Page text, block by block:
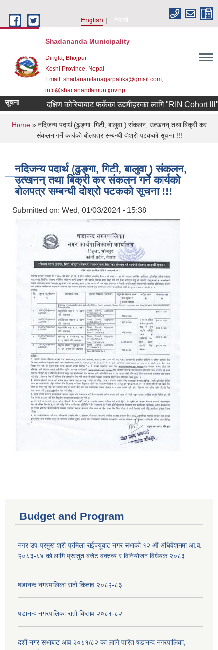
English
नेपाली
Shadananda Municipality
Dingla, Bhojpur
Koshi Province, Nepal
Email: shadanandanagarpalika@gmail.com,
info@shadanandamun.gov.np
सूचना दक्षिण कोरियाबाट फर्केका उद्यमीहरुका लागि "RIN Cohort lll"
You are here
Home» नदिजन्य पदार्थ (ढुङ्गा, गिटी, बालुवा ) संकलन, उत्खनन् तथा बिक्री कर
संकलन गर्ने कार्यको बोलपत्र सम्बन्धी दोश्रो पटकको सूचना !!!
नदिजन्य पदार्थ (ढुङ्गा, गिटी, बालुवा ) संकलन,
उत्खनन् तथा बिक्री कर संकलन गर्ने कार्यको
बोलपत्र सम्बन्धी दोश्रो पटकको सूचना !!!
Submitted on: Wed, 01/03/2024 - 15:38
Budget and Program
नगर उप-प्रमुख श्री प्रमिला राईज्यूबाट नगर सभाको १२ ‍औं अधिवेशनमा आ.व.
२०८३-८४ को लागि प्रस्तुत बजेट वक्तव्य र विनियोजन विधेयक २०८३
षडानन्द नगरपालिका रातो किताव २०८२-८३
षडानन्द नगरपालिका रातो किताव २०८१-८२
दशौं नगर सभाबाट आव २०८१/८२ का लागि पारित षडानन्द नगरपालिका,